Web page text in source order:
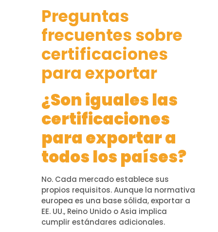
Preguntas
frecuentes sobre
certificaciones
para exportar
¿Son iguales las
certificaciones
para exportar a
todos los países?
No. Cada mercado establece sus
propios requisitos. Aunque la normativa
europea es una base sólida, exportar a
EE. UU., Reino Unido o Asia implica
cumplir estándares adicionales.